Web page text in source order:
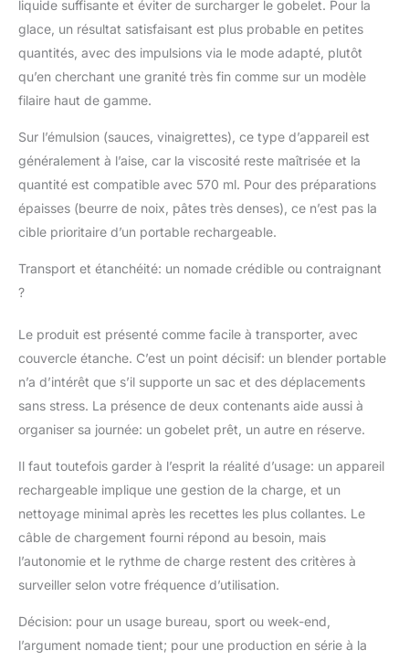
liquide suffisante et éviter de surcharger le gobelet. Pour la
glace, un résultat satisfaisant est plus probable en petites
quantités, avec des impulsions via le mode adapté, plutôt
qu’en cherchant une granité très fin comme sur un modèle
filaire haut de gamme.
Sur l’émulsion (sauces, vinaigrettes), ce type d’appareil est
généralement à l’aise, car la viscosité reste maîtrisée et la
quantité est compatible avec 570 ml. Pour des préparations
épaisses (beurre de noix, pâtes très denses), ce n’est pas la
cible prioritaire d’un portable rechargeable.
Transport et étanchéité: un nomade crédible ou contraignant
?
Le produit est présenté comme facile à transporter, avec
couvercle étanche. C’est un point décisif: un blender portable
n’a d’intérêt que s’il supporte un sac et des déplacements
sans stress. La présence de deux contenants aide aussi à
organiser sa journée: un gobelet prêt, un autre en réserve.
Il faut toutefois garder à l’esprit la réalité d’usage: un appareil
rechargeable implique une gestion de la charge, et un
nettoyage minimal après les recettes les plus collantes. Le
câble de chargement fourni répond au besoin, mais
l’autonomie et le rythme de charge restent des critères à
surveiller selon votre fréquence d’utilisation.
Décision: pour un usage bureau, sport ou week-end,
l’argument nomade tient; pour une production en série à la